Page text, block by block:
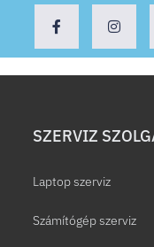
SZERVIZ
Laptop szerviz
Számítógép szerviz